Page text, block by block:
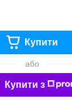
Купити
або
Купити з